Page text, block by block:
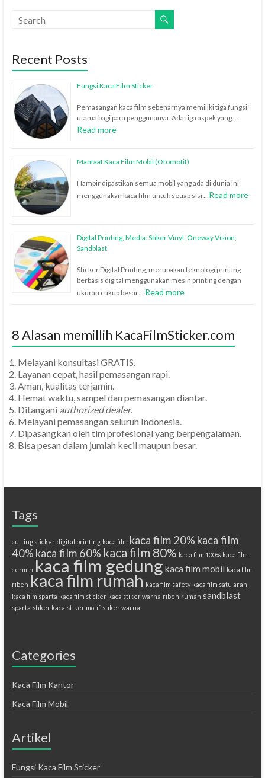
Recent Posts
Fungsi Kaca Film Sticker
Pemasangan kaca film sebenarnya memiliki tiga fungsi
utama bagi para penggunanya. Ada tiga aspek yang …
Read more
Manfaat Kaca Film Mobil (Otomotif)
Hampir dipastikan semua mobil yang ada di dunia ini
menggunakan kaca film untuk setiap sisi …Read more
Digital Printing, Media: Stiker Vinyl, Oneway Vision,
Sandblast
Sticker Digital Printing, merupakan teknologi printing
berbasis digital menggunakan mesin printing dengan
ukuran cukup besar …Read more
8 Alasan memillih KacaFilmSticker.com
Melayani konsultasi GRATIS.
Layanan cepat, hasil pemasangan rapi.
Aman, kualitas terjamin.
Hemat waktu, sampel dan pemasangan diantar.
Ditangani authorized dealer.
Melayani pemasangan seluruh Indonesia.
Dipasangkan oleh tim profesional yang berpengalaman.
Bisa pesan dalam jumlah kecil maupun besar.
Tags
cutting sticker digital printing kaca film kaca film 20% kaca film
40% kaca film 60% kaca film 80% kaca film 100% kaca film
cermin kaca film gedung kaca film mobil kaca film
riben kaca film rumah kaca film safety kaca film satu arah
kaca film sparta kaca film sticker kaca stiker warna riben rumah sandblast
sparta stiker kaca stiker motif stiker warna
Categories
Kaca Film Kantor
Kaca Film Mobil
Artikel
Fungsi Kaca Film Sticker